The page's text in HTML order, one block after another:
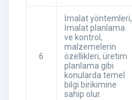
6
İmalat yöntemleri,
İmalat planlama
ve kontrol,
malzemelerin
özellikleri, üretim
planlama gibi
konularda temel
bilgi birikimine
sahip olur.